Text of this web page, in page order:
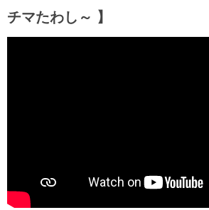
チマたわし～ 】